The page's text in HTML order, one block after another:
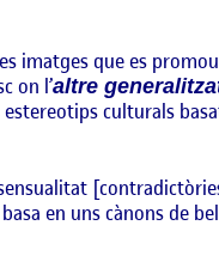
imatges que es
on l’altre
culturals
en uns cànons de